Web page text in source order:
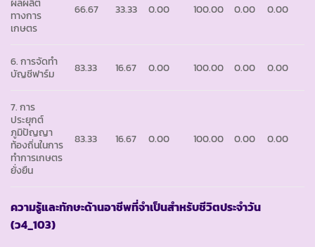
ทางการ
เกษตร
66.67 33.33 0.00 100.00 0.00 0.00
6. การจัดทำ
บัญชีฟาร์ม
83.33 16.67 0.00 100.00 0.00 0.00
7. การ
ประยุกต์
ภูมิปัญญา
ท้องถิ่นในการ
ทำการเกษตร
ยั่งยืน
83.33 16.67 0.00 100.00 0.00 0.00
ความรู้และทักษะด้านอาชีพที่จำเป็นสำหรับชีวิตประจำวัน
(ว4_103)